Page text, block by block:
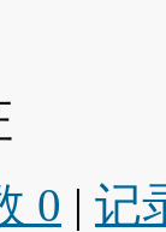
0 | 记